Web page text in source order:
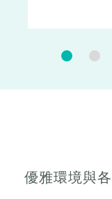
優雅環境與